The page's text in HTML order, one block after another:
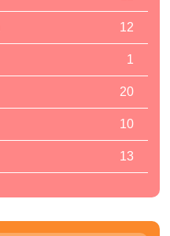
12
1
20
10
13